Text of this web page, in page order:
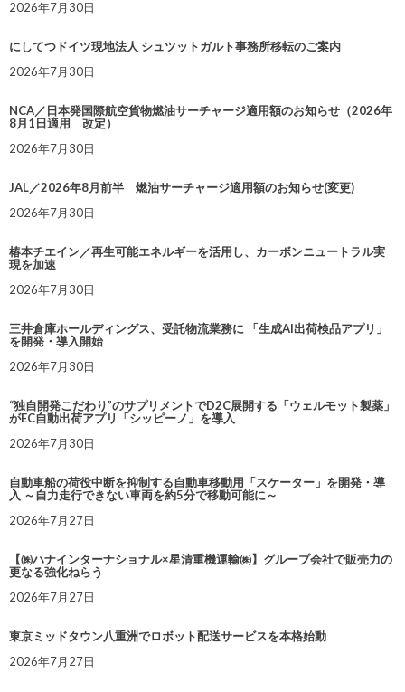
2026年7月30日
にしてつドイツ現地法人 シュツットガルト事務所移転のご案内
2026年7月30日
NCA／日本発国際航空貨物燃油サーチャージ適用額のお知らせ（2026年
8月1日適用 改定）
2026年7月30日
JAL／2026年8月前半 燃油サーチャージ適用額のお知らせ(変更)
2026年7月30日
椿本チエイン／再生可能エネルギーを活用し、カーボンニュートラル実
現を加速
2026年7月30日
三井倉庫ホールディングス、受託物流業務に 「生成AI出荷検品アプリ」
を開発・導入開始
2026年7月30日
“独自開発こだわり”のサプリメントでD2C展開する「ウェルモット製薬」
がEC自動出荷アプリ「シッピーノ」を導入
2026年7月30日
自動車船の荷役中断を抑制する自動車移動用「スケーター」を開発・導
入 ～自力走行できない車両を約5分で移動可能に～
2026年7月27日
【㈱ハナインターナショナル×星清重機運輸㈱】グループ会社で販売力の
更なる強化ねらう
2026年7月27日
東京ミッドタウン八重洲でロボット配送サービスを本格始動
2026年7月27日